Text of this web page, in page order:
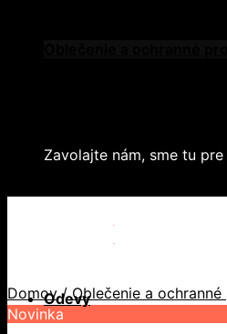
Zavolajte nám, sme tu pre
Odevy
Domov / Oblečenie a
Novinka